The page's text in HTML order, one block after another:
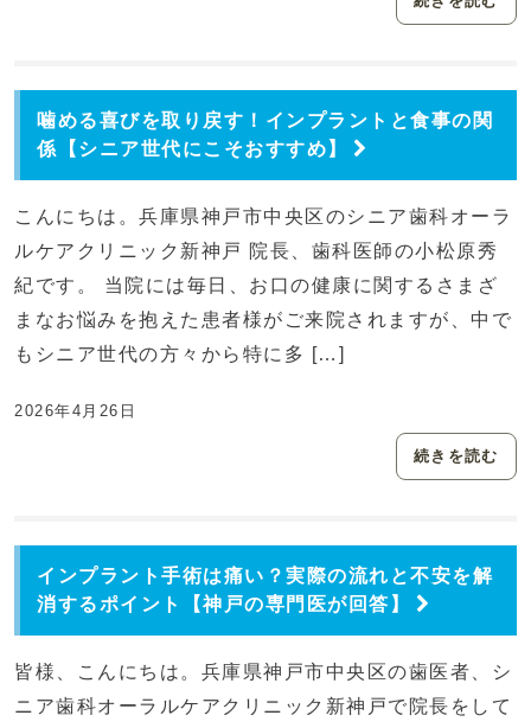
噛める喜びを取り戻す！インプラントと食事の関
係【シニア世代にこそおすすめ】
こんにちは。兵庫県神戸市中央区のシニア歯科オーラ
ルケアクリニック新神戸 院長、歯科医師の小松原秀
紀です。 当院には毎日、お口の健康に関するさまざ
まなお悩みを抱えた患者様がご来院されますが、中で
もシニア世代の方々から特に多 […]
2026年4月26日
続きを読む
インプラント手術は痛い？実際の流れと不安を解
消するポイント【神戸の専門医が回答】
皆様、こんにちは。兵庫県神戸市中央区の歯医者、シ
ニア歯科オーラルケアクリニック新神戸で院長をして